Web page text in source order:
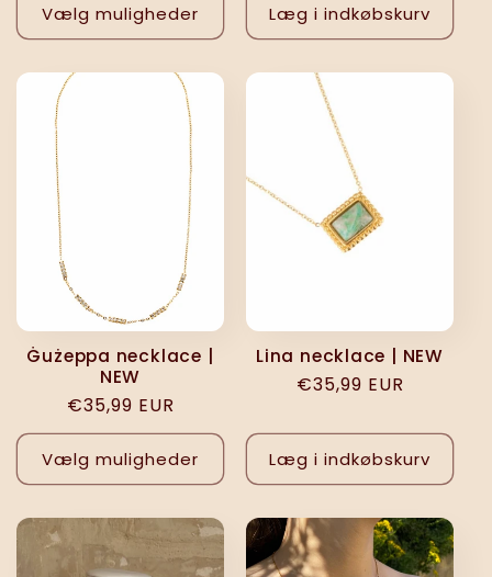
Vælg muligheder Læg i indkøbskurv
Ġużeppa necklace |
NEW
Normalpris
€35,99 EUR
Vælg muligheder
Lina necklace | NEW
Normalpris
€35,99 EUR
Læg i indkøbskurv